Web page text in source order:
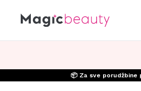
📦 Za sve porudžbine